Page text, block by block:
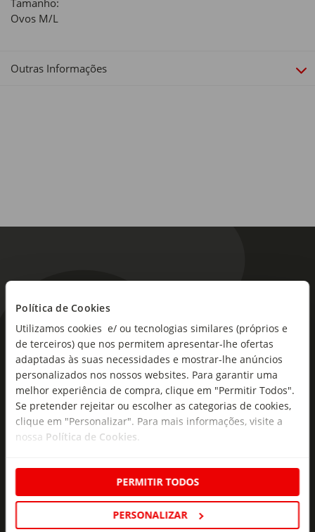
Política de Cookies
Utilizamos cookies e/ ou tecnologias similares (próprios e
de terceiros) que nos permitem apresentar-lhe ofertas
adaptadas às suas necessidades e mostrar-lhe anúncios
personalizados nos nossos websites. Para garantir uma
melhor experiência de compra, clique em "Permitir Todos".
Se pretender rejeitar ou escolher as categorias de cookies,
clique em "Personalizar". Para mais informações, visite a
nossa Política de Cookies
PERMITIR TODOS
PERSONALIZAR
Tamanho:
Ovos M/L
Outras Informações
As novidades mais frescas no
seu e-mail!
Subscreva e descubra campanhas exclusivas,
ofertas e novidades para si.
Insira o seu e-
mail